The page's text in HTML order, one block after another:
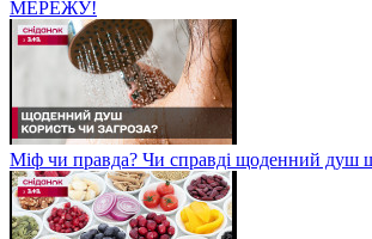
МЕРЕЖУ!
Міф чи правда? Чи справді щоденний душ